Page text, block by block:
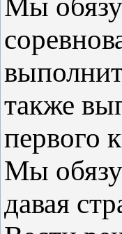
Мы
также
первого
Мы
давая